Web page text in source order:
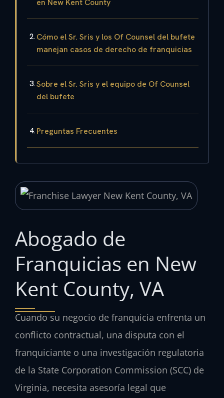
en New Kent County
Cómo el Sr. Sris y los Of Counsel del bufete
manejan casos de derecho de franquicias
Sobre el Sr. Sris y el equipo de Of Counsel
del bufete
Preguntas Frecuentes
Abogado de
Franquicias en New
Kent County, VA
Cuando su negocio de franquicia enfrenta un
conflicto contractual, una disputa con el
franquiciante o una investigación regulatoria
de la State Corporation Commission (SCC) de
Virginia, necesita asesoría legal que